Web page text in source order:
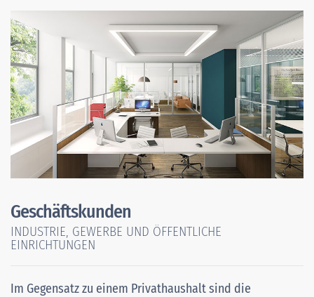
Geschäftskunden
INDUSTRIE, GEWERBE UND ÖFFENTLICHE
EINRICHTUNGEN
Im Gegensatz zu einem Privathaushalt sind die